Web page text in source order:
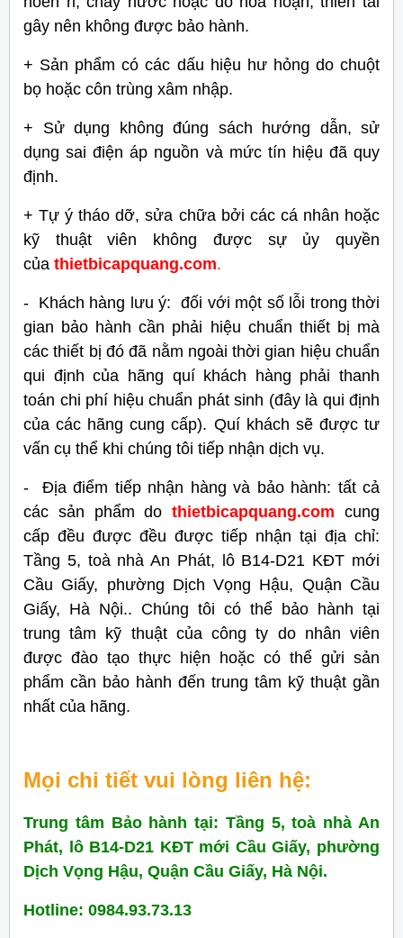
gây nên không được bảo hành.
+ Sản phẩm có các dấu hiệu hư hỏng do chuột
bọ hoặc côn trùng xâm nhập.
+ Sử dụng không đúng sách hướng dẫn, sử
dụng sai điện áp nguồn và mức tín hiệu đã quy
định.
+ Tự ý tháo dỡ, sửa chữa bởi các cá nhân hoặc
kỹ thuật viên không được sự ủy quyền
của thietbicapquang.com.
- Khách hàng lưu ý: đối với một số lỗi trong thời
gian bảo hành cần phải hiệu chuẩn thiết bị mà
các thiết bị đó đã nằm ngoài thời gian hiệu chuẩn
qui định của hãng quí khách hàng phải thanh
toán chi phí hiệu chuẩn phát sinh (đây là qui định
của các hãng cung cấp). Quí khách sẽ được tư
vấn cụ thể khi chúng tôi tiếp nhận dịch vụ.
- Địa điểm tiếp nhận hàng và bảo hành: tất cả
các sản phẩm do thietbicapquang.com
cung
cấp đều được đều được tiếp nhận tại địa chỉ:
Tầng 5, toà nhà An Phát, lô B14-D21 KĐT mới
Cầu Giấy, phường Dịch Vọng Hậu, Quận Cầu
Giấy, Hà Nội.. Chúng tôi có thể bảo hành tại
trung tâm kỹ thuật của công ty do nhân viên
được đào tạo thực hiện hoặc có thể gửi sản
phẩm cần bảo hành đến trung tâm kỹ thuật gần
nhất của hãng.
Mọi chi tiết vui lòng liên hệ:
Trung tâm Bảo hành tại: Tầng 5, toà nhà An
Phát, lô B14-D21 KĐT mới Cầu Giấy, phường
Dịch Vọng Hậu, Quận Cầu Giấy, Hà Nội.
Hotline: 0984.93.73.13